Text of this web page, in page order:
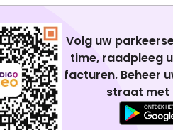
Volg uw
time, raadpleeg
facturen. Beheer
straat met